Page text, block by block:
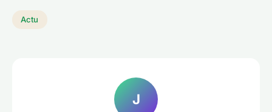
Actu
J